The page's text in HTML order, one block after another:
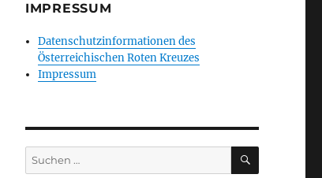
IMPRESSUM
Datenschutzinformationen des
Österreichischen Roten Kreuzes
Impressum
Suchen
nach:
SUCHEN